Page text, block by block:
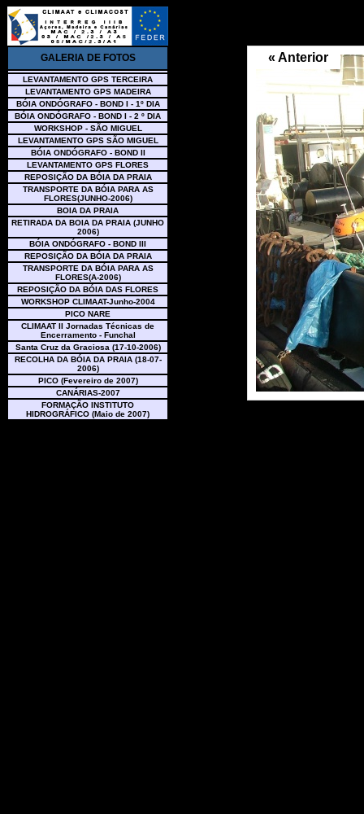
GALERIA DE FOTOS
LEVANTAMENTO GPS TERCEIRA
LEVANTAMENTO GPS MADEIRA
BÓIA ONDÓGRAFO - BOND I - 1º DIA
BÓIA ONDÓGRAFO - BOND I - 2 º DIA
WORKSHOP - SÃO MIGUEL
LEVANTAMENTO GPS SÃO MIGUEL
BÓIA ONDÓGRAFO - BOND II
LEVANTAMENTO GPS FLORES
REPOSIÇÃO DA BÓIA DA PRAIA
TRANSPORTE DA BÓIA PARA AS
FLORES(JUNHO-2006)
BOIA DA PRAIA
RETIRADA DA BOIA DA PRAIA (JUNHO
2006)
BÓIA ONDÓGRAFO - BOND III
REPOSIÇÃO DA BÓIA DA PRAIA
TRANSPORTE DA BÓIA PARA AS
FLORES(A-2006)
REPOSIÇÃO DA BÓIA DAS FLORES
WORKSHOP CLIMAAT-Junho-2004
PICO NARE
CLIMAAT II Jornadas Técnicas de
Encerramento - Funchal
Santa Cruz da Graciosa (17-10-2006)
RECOLHA DA BÓIA DA PRAIA (18-07-
2006)
PICO (Fevereiro de 2007)
CANÁRIAS-2007
FORMAÇÃO INSTITUTO
HIDROGRÁFICO (Maio de 2007)
« Anterior